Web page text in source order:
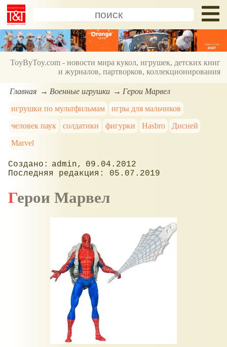
ToyByToy.com - новости мира кукол, игрушек, детских книг
и журналов, партворков, коллекционирования
Главная Военные игрушки
Герои Марвел
игрушки по мультфильмам
игры для мальчиков
человек паук
солдатики фигурки Hasbro
Дисней
Marvel
admin
09.04.2012
05.07.2019
Герои Марвел